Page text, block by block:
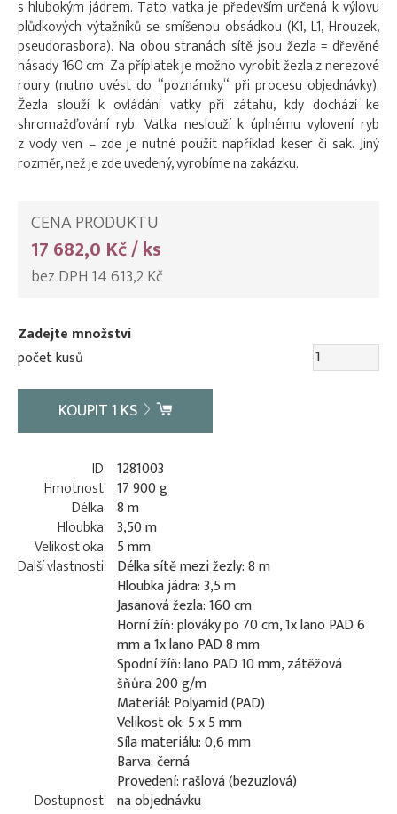
s hlubokým jádrem. Tato vatka je především určená k výlovu
plůdkových výtažníků se smíšenou obsádkou (K1, L1, Hrouzek,
pseudorasbora). Na obou stranách sítě jsou žezla = dřevěné
násady 160 cm. Za příplatek je možno vyrobit žezla z nerezové
roury (nutno uvést do “poznámky“ při procesu objednávky).
Žezla slouží k ovládání vatky při zátahu, kdy dochází ke
shromažďování ryb. Vatka neslouží k úplnému vylovení ryb
z vody ven – zde je nutné použít například keser či sak. Jiný
rozměr, než je zde uvedený, vyrobíme na zakázku.
CENA PRODUKTU
17 682,0 Kč / ks
bez DPH 14 613,2 Kč
Zadejte množství
počet kusů
KOUPIT1 KS
ID 1281003
Hmotnost 17 900 g
Délka 8 m
Hloubka 3,50 m
Velikost oka
5 mm
Další vlastnosti
Délka sítě mezi žezly: 8 m
Hloubka jádra: 3,5 m
Jasanová žezla: 160 cm
Horní žíň: plováky po 70 cm, 1x lano PAD 6
mm a 1x lano PAD 8 mm
Spodní žíň: lano PAD 10 mm, zátěžová
šňůra 200 g/m
Materiál: Polyamid (PAD)
Velikost ok: 5 x 5 mm
Síla materiálu: 0,6 mm
Barva: černá
Provedení: rašlová (bezuzlová)
Dostupnost na objednávku